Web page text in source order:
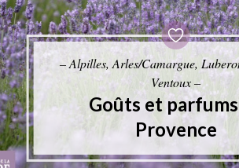
– Alpilles, Arles/Camargue,
Ventoux –
Goûts et
Provence